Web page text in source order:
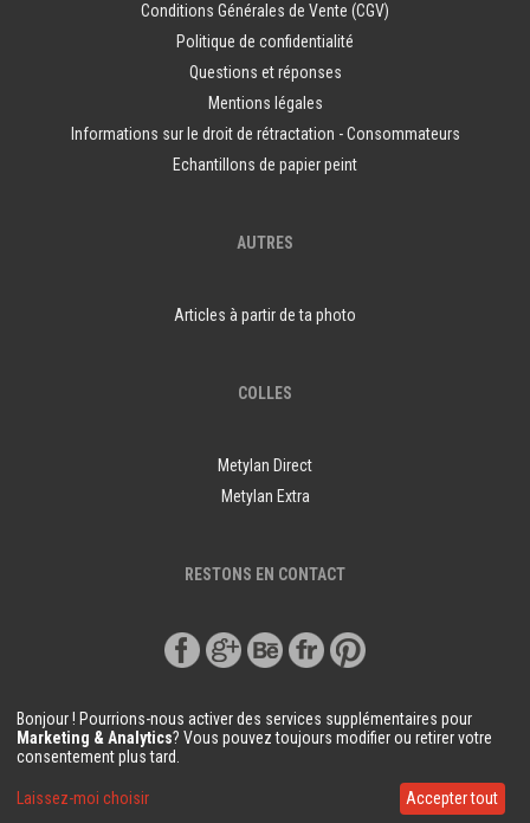
Conditions Générales de Vente (CGV)
Politique de confidentialité
Questions et réponses
Mentions légales
Informations sur le droit de rétractation - Consommateurs
Echantillons de papier peint
AUTRES
Articles à partir de ta photo
COLLES
Metylan Direct
Metylan Extra
RESTONS EN CONTACT
Bonjour ! Pourrions-nous activer des services supplémentaires pour
Marketing & Analytics? Vous pouvez toujours modifier ou retirer votre
consentement plus tard.
Laissez-moi choisir Accepter tout